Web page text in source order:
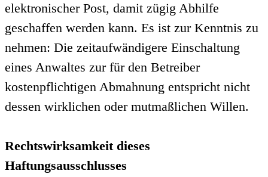
elektronischer Post, damit zügig Abhilfe
geschaffen werden kann. Es ist zur Kenntnis zu
nehmen: Die zeitaufwändigere Einschaltung
eines Anwaltes zur für den Betreiber
kostenpflichtigen Abmahnung entspricht nicht
dessen wirklichen oder mutmaßlichen Willen.
Rechtswirksamkeit dieses
Haftungsausschlusses